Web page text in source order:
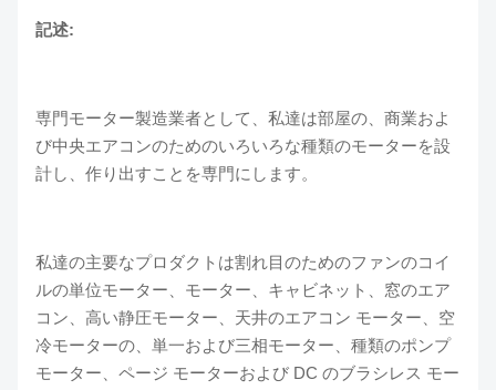
記述:
専門モーター製造業者として、私達は部屋の、商業およ
び中央エアコンのためのいろいろな種類のモーターを設
計し、作り出すことを専門にします。
私達の主要なプロダクトは割れ目のためのファンのコイ
ルの単位モーター、モーター、キャビネット、窓のエア
コン、高い静圧モーター、天井のエアコン モーター、空
冷モーターの、単一および三相モーター、種類のポンプ
モーター、ページ モーターおよび DC のブラシレス モー